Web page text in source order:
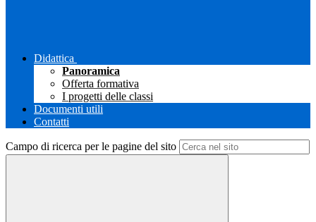
Didattica
Panoramica
Offerta formativa
I progetti delle classi
Documenti utili
Contatti
Campo di ricerca per le pagine del sito